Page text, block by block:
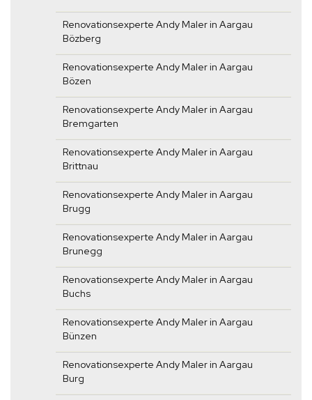
Renovationsexperte Andy Maler in Aargau
Bözberg
Renovationsexperte Andy Maler in Aargau
Bözen
Renovationsexperte Andy Maler in Aargau
Bremgarten
Renovationsexperte Andy Maler in Aargau
Brittnau
Renovationsexperte Andy Maler in Aargau
Brugg
Renovationsexperte Andy Maler in Aargau
Brunegg
Renovationsexperte Andy Maler in Aargau
Buchs
Renovationsexperte Andy Maler in Aargau
Bünzen
Renovationsexperte Andy Maler in Aargau
Burg